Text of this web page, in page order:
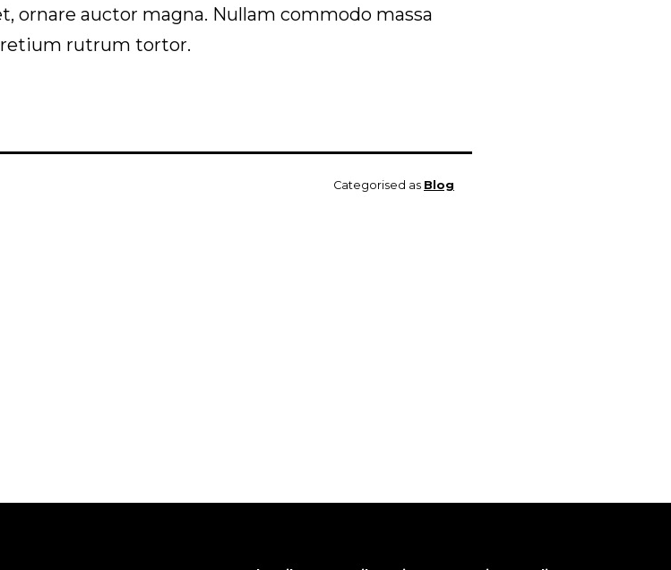
ornare auctor magna. Nullam commodo massa
rutrum tortor.
Categorised as Blog